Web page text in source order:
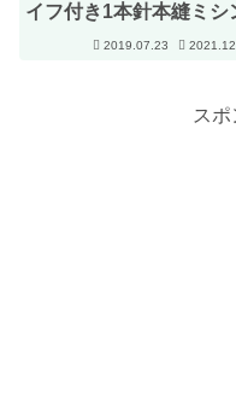
イフ付き1本針本縫ミシ
2019.07.23
スポ